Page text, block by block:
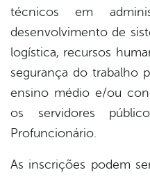
técnicos em
desenvolvimento de
logística, recursos
segurança do trabalho
ensino médio e/ou
os servidores
Profuncionário.
As inscrições podem